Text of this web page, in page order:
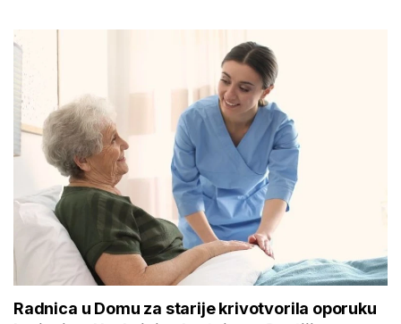
Radnica u Domu za starije krivotvorila oporuku